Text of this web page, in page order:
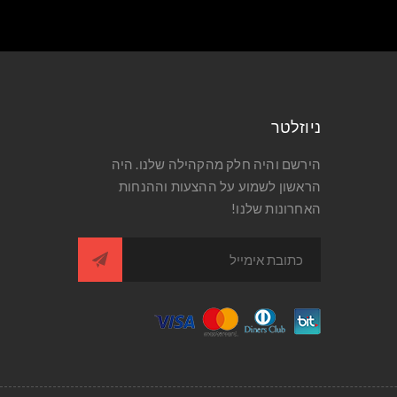
ניוזלטר
הירשם והיה חלק מהקהילה שלנו. היה
הראשון לשמוע על ההצעות וההנחות
האחרונות שלנו!